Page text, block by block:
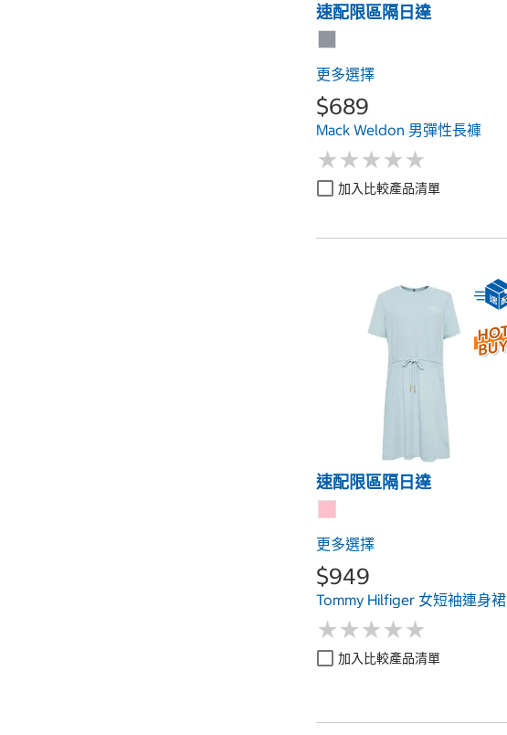
速配限區隔日達
更多選擇
$689
Mack Weldon 男彈性長褲
★★★★★
★★★★★
加入比較產品清單
速配限區隔日達
更多選擇
$949
Tommy Hilfiger 女短袖連身裙
★★★★★
★★★★★
加入比較產品清單